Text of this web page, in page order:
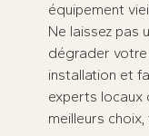
équipement
Ne laissez pas
dégrader
installation et
experts locaux
meilleurs